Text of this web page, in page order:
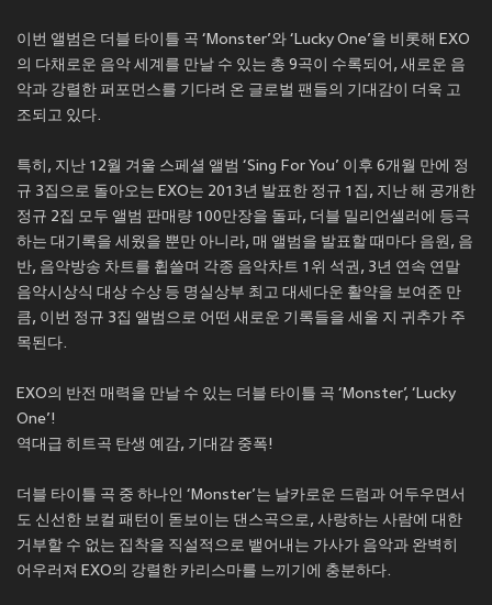
이번 앨범은 더블 타이틀 곡 ‘Monster’와 ‘Lucky One’을 비롯해 EXO
의 다채로운 음악 세계를 만날 수 있는 총 9곡이 수록되어, 새로운 음
악과 강렬한 퍼포먼스를 기다려 온 글로벌 팬들의 기대감이 더욱 고
조되고 있다.
특히, 지난 12월 겨울 스페셜 앨범 ‘Sing For You’ 이후 6개월 만에 정
규 3집으로 돌아오는 EXO는 2013년 발표한 정규 1집, 지난 해 공개한
정규 2집 모두 앨범 판매량 100만장을 돌파, 더블 밀리언셀러에 등극
하는 대기록을 세웠을 뿐만 아니라, 매 앨범을 발표할 때마다 음원, 음
반, 음악방송 차트를 휩쓸며 각종 음악차트 1위 석권, 3년 연속 연말
음악시상식 대상 수상 등 명실상부 최고 대세다운 활약을 보여준 만
큼, 이번 정규 3집 앨범으로 어떤 새로운 기록들을 세울 지 귀추가 주
목된다.
EXO의 반전 매력을 만날 수 있는 더블 타이틀 곡 ‘Monster’, ‘Lucky
One’!
역대급 히트곡 탄생 예감, 기대감 중폭!
더블 타이틀 곡 중 하나인 ‘Monster’는 날카로운 드럼과 어두우면서
도 신선한 보컬 패턴이 돋보이는 댄스곡으로, 사랑하는 사람에 대한
거부할 수 없는 집착을 직설적으로 뱉어내는 가사가 음악과 완벽히
어우러져 EXO의 강렬한 카리스마를 느끼기에 충분하다.